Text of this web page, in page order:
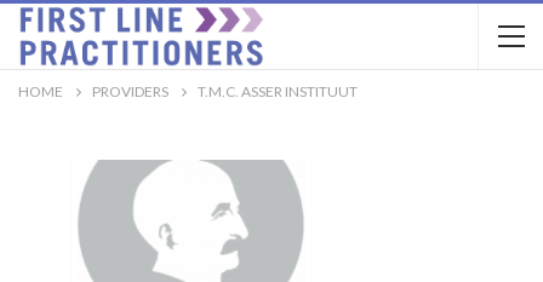
HOME PROVIDERS T.M.C. ASSER INSTITUUT